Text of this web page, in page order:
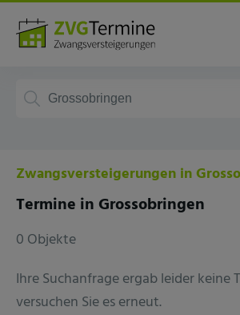
Zwangsversteigerungen in
Termine in Grossobringen
0 Objekte
Ihre Suchanfrage ergab leider keine
versuchen Sie es erneut.